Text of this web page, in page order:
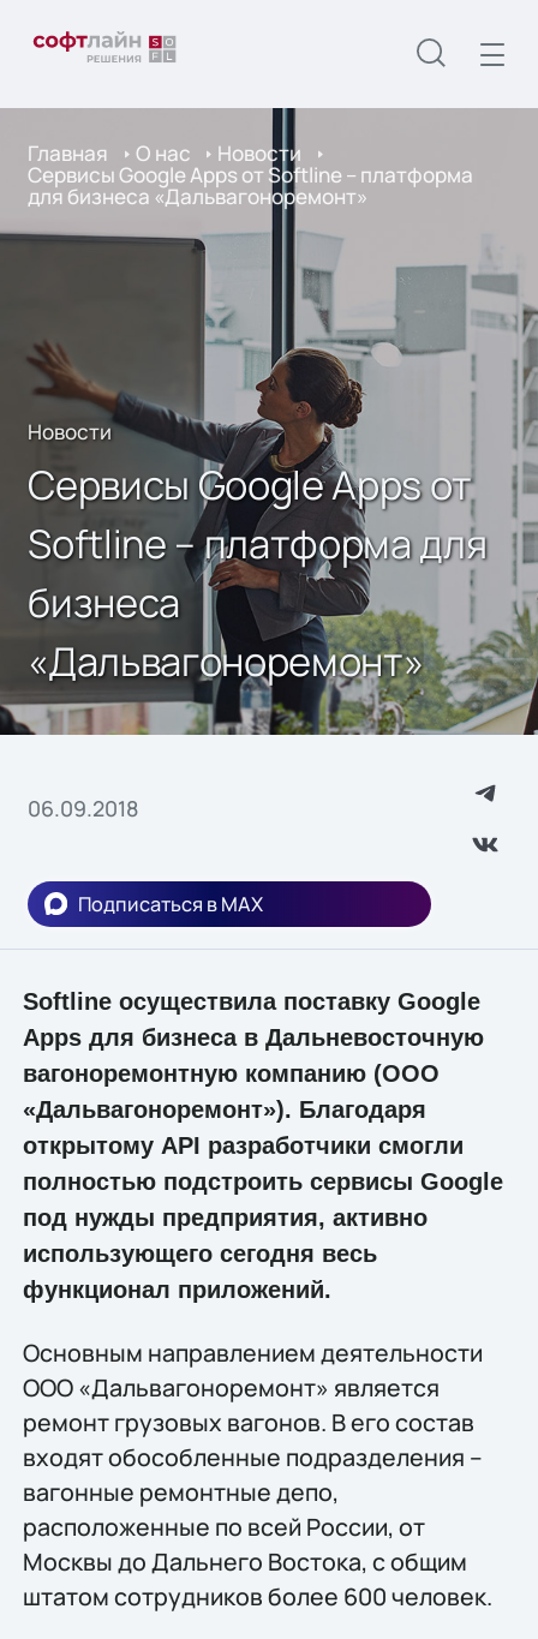
Главная О нас Новости
Сервисы Google Apps от Softline – платформа
для бизнеса «Дальвагоноремонт»
Новости
Сервисы Google Apps от
Softline – платформа для
бизнеса
«Дальвагоноремонт»
06.09.2018
Подписаться в MAX
Softline осуществила поставку Google
Apps для бизнеса в Дальневосточную
вагоноремонтную компанию (ООО
«Дальвагоноремонт»). Благодаря
открытому API разработчики смогли
полностью подстроить сервисы Google
под нужды предприятия, активно
использующего сегодня весь
функционал приложений.
Основным направлением деятельности
ООО «Дальвагоноремонт» является
ремонт грузовых вагонов. В его состав
входят обособленные подразделения –
вагонные ремонтные депо,
расположенные по всей России, от
Москвы до Дальнего Востока, с общим
штатом сотрудников более 600 человек.